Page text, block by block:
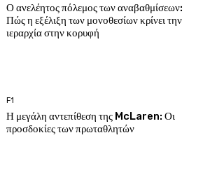
Ο ανελέητος πόλεμος των αναβαθμίσεων:
Πώς η εξέλιξη των μονοθεσίων κρίνει την
ιεραρχία στην κορυφή
F1
Η μεγάλη αντεπίθεση της McLaren: Οι
προσδοκίες των πρωταθλητών